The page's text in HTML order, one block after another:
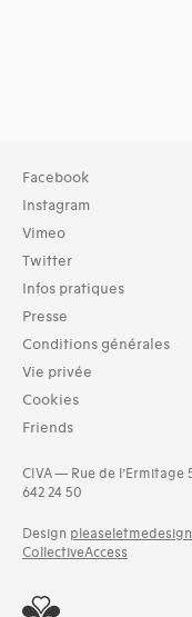
Facebook
Instagram
Vimeo
Twitter
Infos pratiques
Presse
Conditions générales
Vie privée
Cookies
Friends
CIVA — Rue de
642 24 50
Design pleaseletmedesign
CollectiveAccess